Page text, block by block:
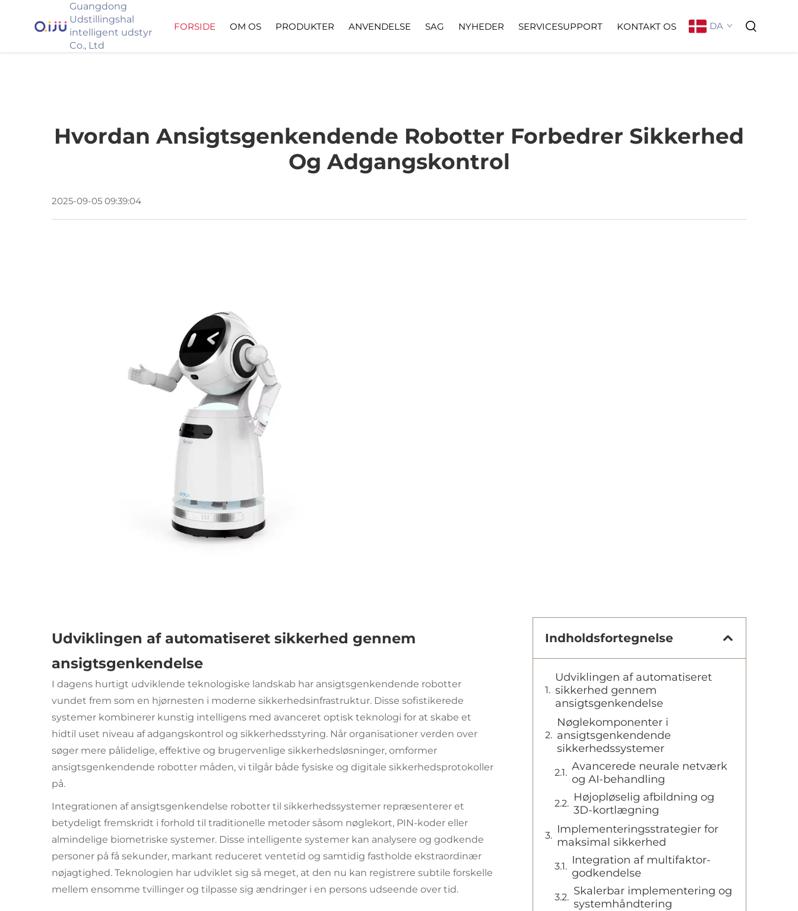
Guangdong
Udstillingshal
intelligent udstyr
Co., Ltd
FORSIDE OM OS PRODUKTER ANVENDELSE SAG NYHEDER SERVICESUPPORT KONTAKT OS DA
Hvordan Ansigtsgenkendende Robotter Forbedrer Sikkerhed
Og Adgangskontrol
2025-09-05 09:39:04
Udviklingen af automatiseret sikkerhed gennem
ansigtsgenkendelse
I dagens hurtigt udviklende teknologiske landskab har ansigtsgenkendende robotter
vundet frem som en hjørnesten i moderne sikkerhedsinfrastruktur. Disse sofistikerede
systemer kombinerer kunstig intelligens med avanceret optisk teknologi for at skabe et
hidtil uset niveau af adgangskontrol og sikkerhedsstyring. Når organisationer verden over
søger mere pålidelige, effektive og brugervenlige sikkerhedsløsninger, omformer
ansigtsgenkendende robotter måden, vi tilgår både fysiske og digitale sikkerhedsprotokoller
på.
Integrationen af ansigtsgenkendelse robotter til sikkerhedssystemer repræsenterer et
betydeligt fremskridt i forhold til traditionelle metoder såsom nøglekort, PIN-koder eller
almindelige biometriske systemer. Disse intelligente systemer kan analysere og godkende
personer på få sekunder, markant reduceret ventetid og samtidig fastholde ekstraordinær
nøjagtighed. Teknologien har udviklet sig så meget, at den nu kan registrere subtile forskelle
mellem ensomme tvillinger og tilpasse sig ændringer i en persons udseende over tid.
Indholdsfortegnelse
Udviklingen af automatiseret
sikkerhed gennem
ansigtsgenkendelse
Nøglekomponenter i
ansigtsgenkendende
sikkerhedssystemer
Avancerede neurale netværk
og AI-behandling
Højopløselig afbildning og
3D-kortlægning
Implementeringsstrategier for
maksimal sikkerhed
Integration af multifaktor-
godkendelse
Skalerbar implementering og
systemhåndtering